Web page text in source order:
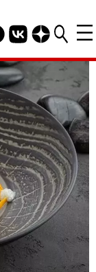
канал
Группа HELLO
Канал